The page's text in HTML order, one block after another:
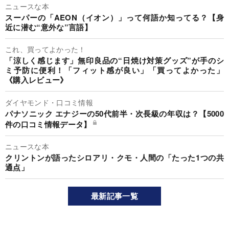
ニュースな本
スーパーの「AEON（イオン）」って何語か知ってる？【身
近に潜む“意外な”言語】
これ、買ってよかった！
「涼しく感じます」無印良品の“日焼け対策グッズ”が手のシ
ミ予防に便利！「フィット感が良い」「買ってよかった」
《購入レビュー》
ダイヤモンド・口コミ情報
パナソニック エナジーの50代前半・次長級の年収は？【5000
件の口コミ情報データ】
ニュースな本
クリントンが語ったシロアリ・クモ・人間の「たった1つの共
通点」
最新記事一覧